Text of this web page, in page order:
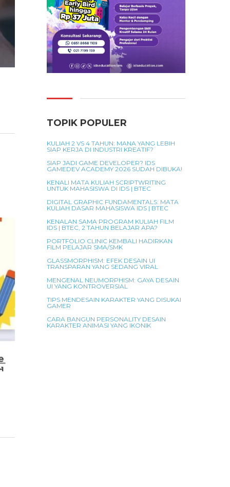
TOPIK POPULER
KULIAH 2 VS 4 TAHUN: MANA YANG LEBIH
SIAP KERJA DI INDUSTRI KREATIF?
SIAP JADI GAME DEVELOPER? IDS
GAMEDEV ACADEMY 2026 SUDAH DIBUKA!
KENALI MATA KULIAH SCRIPTWRITING
UNTUK MAHASISWA DI IDS | BTEC
DIGITAL GRAPHIC FUNDAMENTALS: MATA
KULIAH DASAR MAHASISWA IDS | BTEC
KENALAN SAMA PROGRAM KULIAH FILM
IDS | BTEC, 2 TAHUN BELAJAR APA?
PORTFOLIO CLINIC KEMBALI HADIRKAN
FILM PELAJAR SMA/SMK
GLASSMORPHISM: EFEK DESAIN UI
TRANSPARAN YANG SEDANG VIRAL
MENGENAL NEUMORPHISM: GAYA DESAIN
UI YANG KONTROVERSIAL
TIPS MENDESAIN KARAKTER YANG DISUKAI
GAMER
CARA BANGUN PERSONALITY DESAIN
KARAKTER ANIMASI YANG IKONIK